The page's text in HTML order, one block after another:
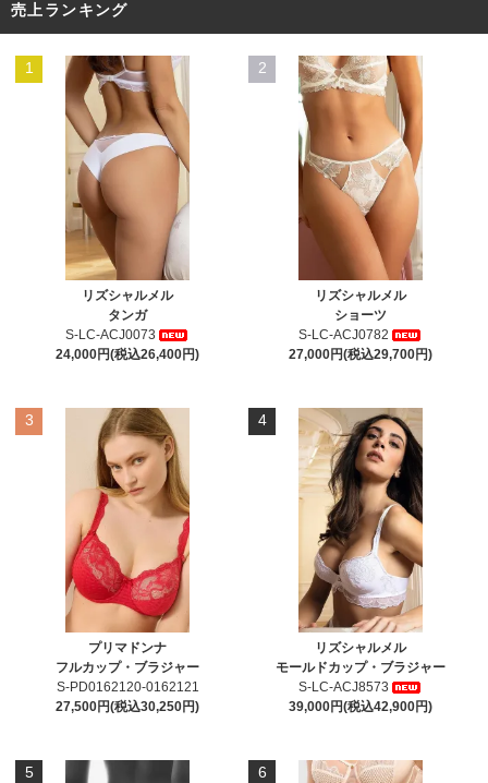
売上ランキング
1
リズシャルメル
タンガ
S-LC-ACJ0073
24,000円(税込26,400円)
2
リズシャルメル
ショーツ
S-LC-ACJ0782
27,000円(税込29,700円)
3
プリマドンナ
フルカップ・ブラジャー
S-PD0162120-0162121
27,500円(税込30,250円)
4
リズシャルメル
モールドカップ・ブラジャー
S-LC-ACJ8573
39,000円(税込42,900円)
5 6